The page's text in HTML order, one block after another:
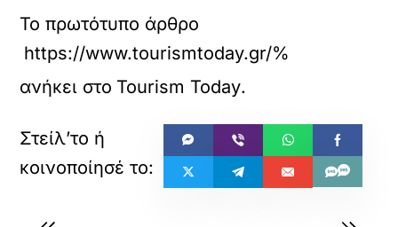
Το πρωτότυπο άρθρο
https://www.tourismtoday.gr/
ανήκει στο Tourism Today.